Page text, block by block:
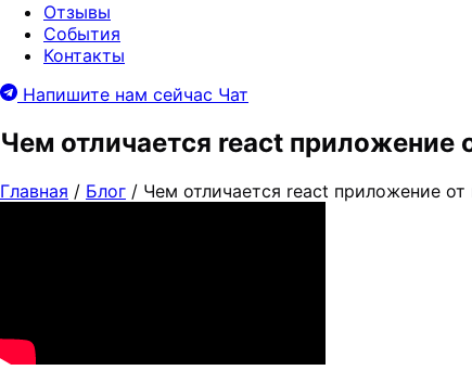
Отзывы
События
Контакты
Напишите нам сейчас Чат
Чем отличается react приложение
Главная / Блог / Чем отличается react приложение